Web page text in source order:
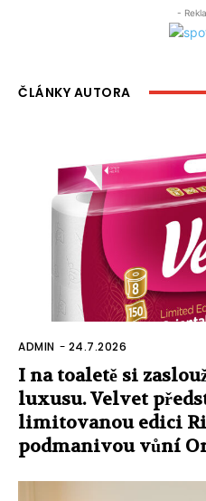
-
ČLÁNKY AUTORA
ADMIN - 24.7.2026
I na toaletě si
luxusu. Velvet
limitovanou edici
podmanivou vůní